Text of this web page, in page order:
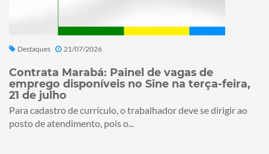
Destaques 21/07/2026
Contrata Marabá: Painel de vagas de
emprego disponíveis no Sine na terça-feira,
21 de julho
Para cadastro de currículo, o trabalhador deve se dirigir ao
posto de atendimento, pois o...